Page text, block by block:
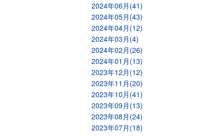
2024年06月(41)
2024年05月(43)
2024年04月(12)
2024年03月(4)
2024年02月(26)
2024年01月(13)
2023年12月(12)
2023年11月(20)
2023年10月(41)
2023年09月(13)
2023年08月(24)
2023年07月(18)